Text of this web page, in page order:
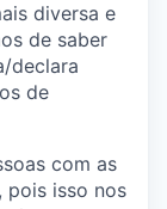
diversa e
de saber
declara
de
com as
pois isso nos